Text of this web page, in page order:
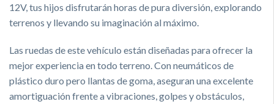
12V, tus hijos disfrutarán horas de pura diversión, explorando
terrenos y llevando su imaginación al máximo.
Las ruedas de este vehículo están diseñadas para ofrecer la
mejor experiencia en todo terreno. Con neumáticos de
plástico duro pero llantas de goma, aseguran una excelente
amortiguación frente a vibraciones, golpes y obstáculos,